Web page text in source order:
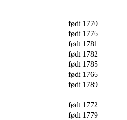
født 1770
født 1776
født 1781
født 1782
født 1785
født 1766
født 1789
født 1772
født 1779